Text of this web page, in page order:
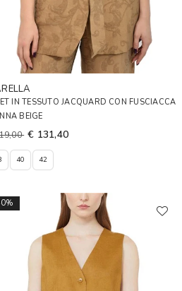
IN TESSUTO JACQUARD CON FUSCIACCA
BEIGE
€ 131,40
40 42